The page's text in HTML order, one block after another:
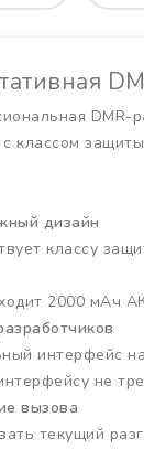
классом
дизайн
классу
2000 мАч
интерфейс
не
вызова
текущий